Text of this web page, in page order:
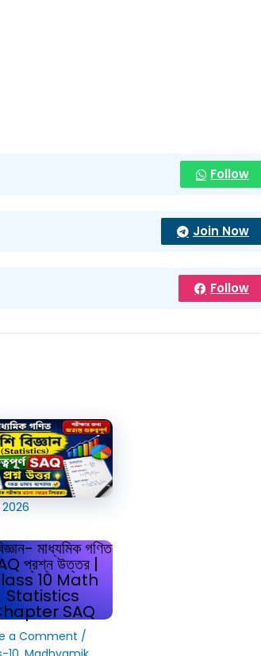
Follow
Join Now
Follow
2026
মাধ্যমিক গণিত
প্রশ্ন উত্তর |
10 Math
Statistics
SAQ
a Comment /